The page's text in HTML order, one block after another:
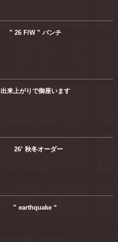
” 26 F/W ” バンチ
出来上がりで御座います
26’ 秋冬オーダー
” earthquake “